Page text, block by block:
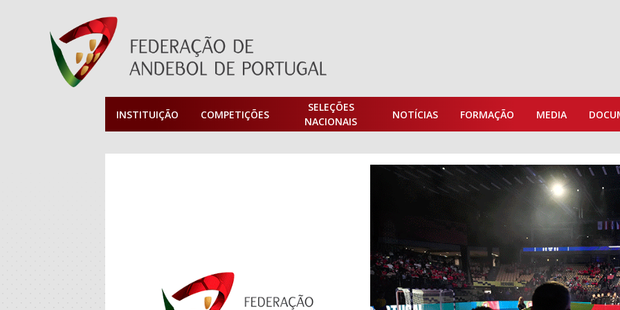
INSTITUIÇÃO COMPETIÇÕES
SELEÇÕES
NACIONAIS
NOTÍCIAS FORMAÇÃO MEDIA